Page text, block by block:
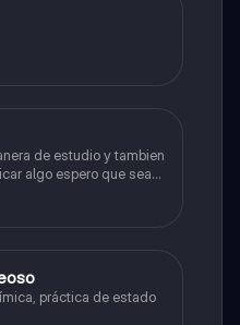
de estudio y tambien
algo espero que sea
y lo básico sobre el,
práctica de estado